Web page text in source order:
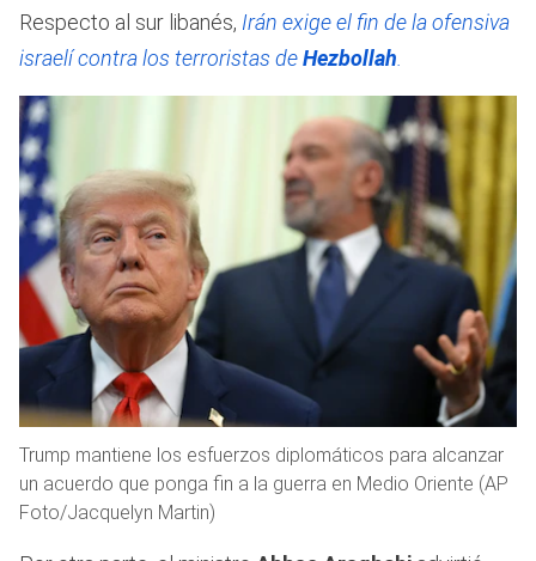
Respecto al sur libanés, Irán exige el fin de la ofensiva
israelí contra los terroristas deHezbollah
Trump mantiene los esfuerzos diplomáticos para alcanzar
un acuerdo que ponga fin a la guerra en Medio Oriente (AP
Foto/Jacquelyn Martin)